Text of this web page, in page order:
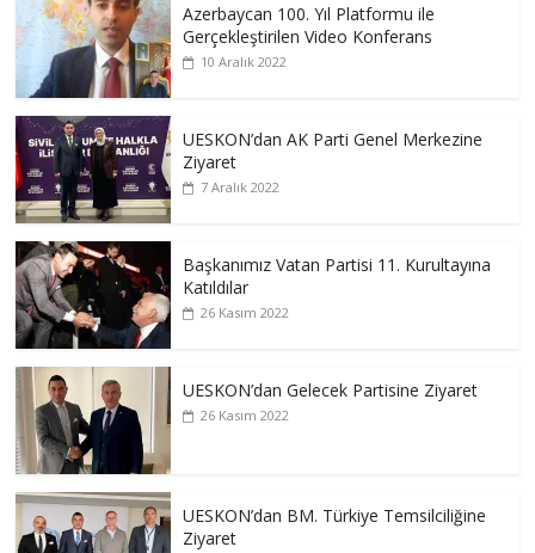
Azerbaycan 100. Yıl Platformu ile
Gerçekleştirilen Video Konferans
10 Aralık 2022
UESKON’dan AK Parti Genel Merkezine
Ziyaret
7 Aralık 2022
Başkanımız Vatan Partisi 11. Kurultayına
Katıldılar
26 Kasım 2022
UESKON’dan Gelecek Partisine Ziyaret
26 Kasım 2022
UESKON’dan BM. Türkiye Temsilciliğine
Ziyaret